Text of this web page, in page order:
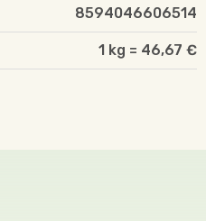
8594046606514
1 kg = 46,67 €